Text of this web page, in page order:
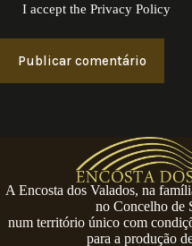
I accept thePrivacy Policy
Publicar comentário
A Encosta dos Valados, na
no Concelho de
num território único com
para a produção